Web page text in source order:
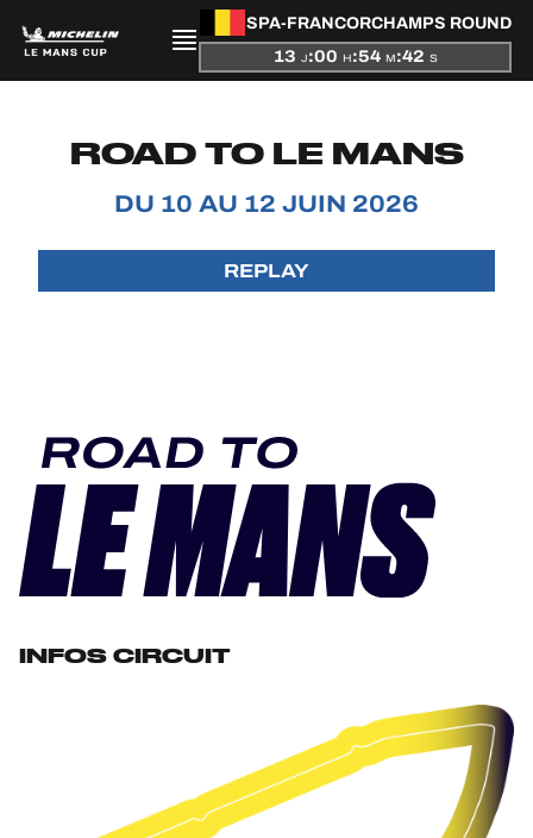
SPA-FRANCORCHAMPS ROUND
13 J:00 H:54 M:41 S
ACTUALITÉS
JEU OFFICIEL
HOSPITALITÉS
ROAD TO LE MANS
DU 10 AU 12 JUIN 2026
REPLAY
INFOS CIRCUIT